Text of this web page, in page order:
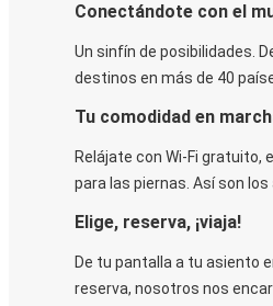
Conectándote con el
Un sinfín de posibilidades.
destinos en más de 40
Tu comodidad en
Relájate con Wi-Fi gratuito,
para las piernas. Así son
Elige, reserva, ¡viaja!
De tu pantalla a tu asiento
reserva, nosotros nos